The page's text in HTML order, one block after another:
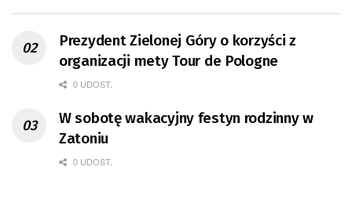
Prezydent Zielonej Góry o korzyści z
organizacji mety Tour de Pologne
0 UDOST.
W sobotę wakacyjny festyn rodzinny w
Zatoniu
0 UDOST.